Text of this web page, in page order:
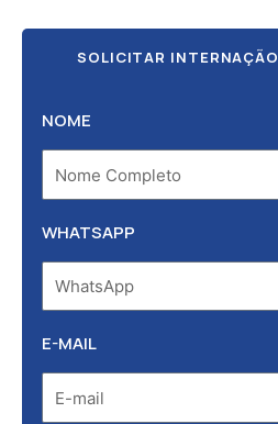
SOLICITAR INTERNAÇÃO
NOME
WHATSAPP
E-MAIL